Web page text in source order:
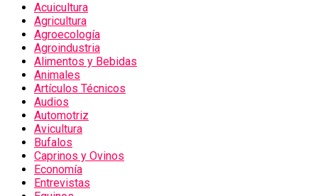
Acuicultura
Agricultura
Agroecología
Agroindustria
Alimentos y Bebidas
Animales
Artículos Técnicos
Audios
Automotriz
Avicultura
Bufalos
Caprinos y Ovinos
Economía
Entrevistas